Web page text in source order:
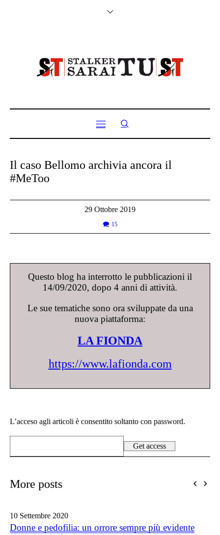
Il caso Bellomo archivia ancora il
#MeToo
29 Ottobre 2019
15
Questo blog ha interrotto le pubblicazioni il
14/09/2020, dopo 4 anni di attività.
Le sue tematiche sono ora sviluppate da una
nuova piattaforma:
LA FIONDA
https://www.lafionda.com
L’acceso agli articoli è consentito soltanto con password.
More posts
10 Settembre 2020
Donne e pedofilia: un orrore sempre più evidente